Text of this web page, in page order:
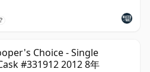
Choice - Single
#331912 2012 8年